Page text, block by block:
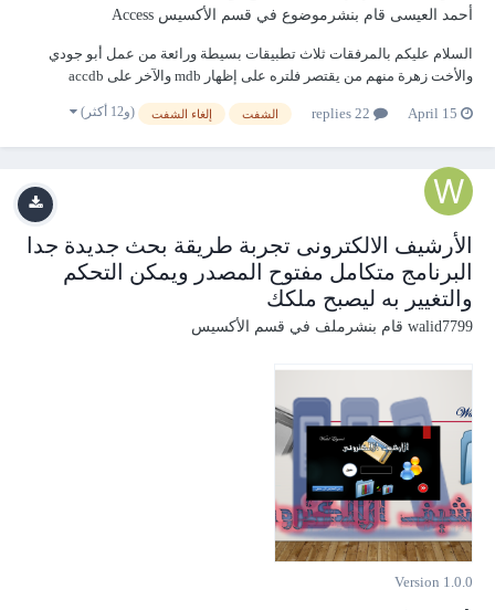
أحمد العيسى قام بنشرموضوع في قسم الأكسيس Access
السلام عليكم بالمرفقات ثلاث تطبيقات بسيطة ورائعة من عمل أبو جودي
والأخت زهرة منهم من يقتصر فلتره على إظهار mdb والآخر على accdb
التالية بالطبع سوف نري مع الشمول البرمجي الناحية الجمالية بأفضل صورة
April 15 الشفت إلغاء الشفت (و12 أكثر)
الأرشيف الالكترونى تجربة طريقة بحث جديدة جدا
البرنامج متكامل مفتوح المصدر ويمكن التحكم
والتغيير به ليصبح ملكك
walid7799 قام بنشرملف في قسم الأكسيس
Version 1.0.0